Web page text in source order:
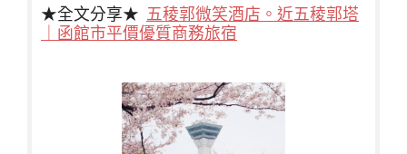
★全文分享★ 五稜郭微笑酒店。近五稜郭塔
｜函館市平價優質商務旅宿